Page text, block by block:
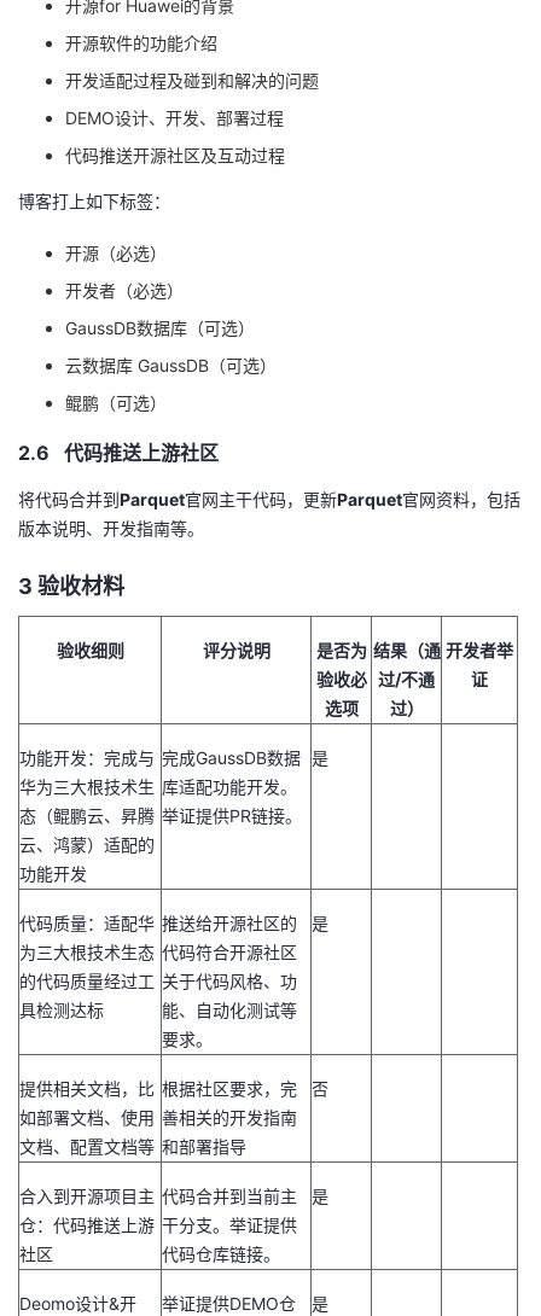
开源for Huawei的背景
开源软件的功能介绍
开发适配过程及碰到和解决的问题
DEMO设计、开发、部署过程
代码推送开源社区及互动过程
博客打上如下标签：
开源（必选）
开发者（必选）
GaussDB数据库（可选）
云数据库 GaussDB （可选）
鲲鹏（可选）
2.6 代码推送上游社区
将代码合并到Parquet官网主干代码，更新Parquet官网资料，包括
版本说明、开发指南等。
3 验收材料
验收细则 评分说明
是否为
验收必
选项
结果（通
过/不通
过）
开发者举
证
功能开发：完成与
华为三大根技术生
态（鲲鹏云、昇腾
云、鸿蒙）适配的
功能开发
完成GaussDB数据
库适配功能开发。
举证提供PR链接。
是
代码质量：适配华
为三大根技术生态
的代码质量经过工
具检测达标
推送给开源社区的
代码符合开源社区
关于代码风格、功
能、自动化测试等
要求。
是
提供相关文档，比
如部署文档、使用
文档、配置文档等
根据社区要求，完
善相关的开发指南
和部署指导
否
合入到开源项目主
仓：代码推送上游
社区
代码合并到当前主
干分支。举证提供
代码仓库链接。
是
Deomo设计&开
举证提供DEMO仓
是